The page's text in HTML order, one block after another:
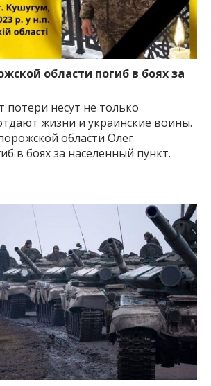
области погиб в боях за
потери несут не только
жизни и украинские воины.
области Олег
в боях за населенный пункт.